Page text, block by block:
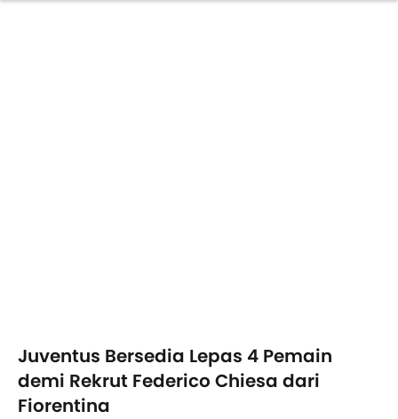
Juventus Bersedia Lepas 4 Pemain
demi Rekrut Federico Chiesa dari
Fiorentina